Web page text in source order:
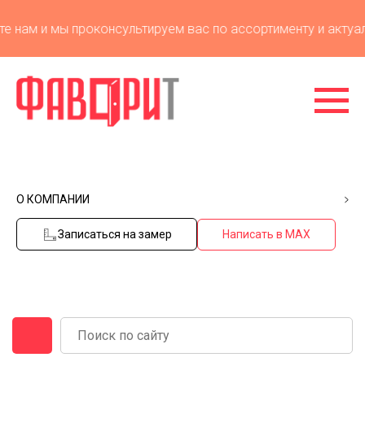
и мы проконсультируем вас по ассортименту и
О КОМПАНИИ
Записаться на замер Написать в MAX